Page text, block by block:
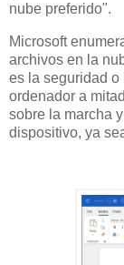
nube preferido".
Microsoft
archivos en la
es la seguridad o
ordenador a
sobre la marcha
dispositivo, ya